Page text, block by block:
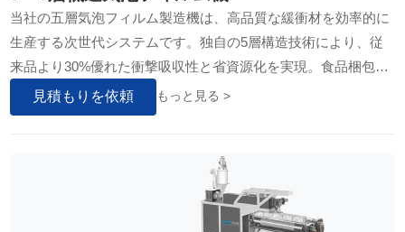
当社の五層気泡フィルム製造機は、高品質な緩衝材を効率的に
生産する次世代システムです。独自の5層構造技術により、従
来品より30%優れた衝撃吸収性と省資源化を実現。食品梱包か
ら精密機器輸送まで、多様な産業ニーズに対応するスマート製
造ソリューションをご提供します…
見積もりを依頼 もっと見る >